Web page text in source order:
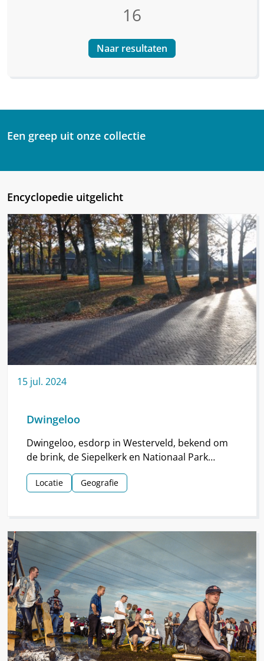
16
Naar resultaten
Een greep uit onze collectie
Encyclopedie uitgelicht
15 jul. 2024
Dwingeloo
Dwingeloo, esdorp in Westerveld, bekend om
de brink, de Siepelkerk en Nationaal Park
Dwingelderveld. Het dorp ontstond rond de
middeleeuwen.
Locatie Geografie